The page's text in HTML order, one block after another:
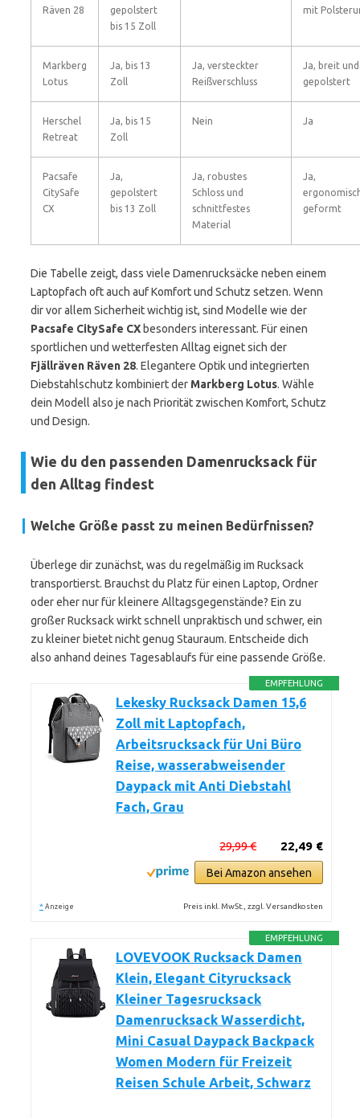
Räven 28
gepolstert
bis 15 Zoll
mit
Markberg
Lotus
Ja, bis 13
Zoll
Ja, versteckter
Reißverschluss
Ja, breit und
gepolstert
Herschel
Retreat
Ja, bis 15
Zoll
Nein Ja
Pacsafe
CitySafe
CX
Ja,
gepolstert
bis 13 Zoll
Ja, robustes
Schloss und
schnittfestes
Material
Ja,
geformt
Die Tabelle zeigt, dass viele Damenrucksäcke neben einem
Laptopfach oft auch auf Komfort und Schutz setzen. Wenn
dir vor allem Sicherheit wichtig ist, sind Modelle wie der
Pacsafe CitySafe CX besonders interessant. Für einen
sportlichen und wetterfesten Alltag eignet sich der
Fjällräven Räven 28. Elegantere Optik und integrierten
Diebstahlschutz kombiniert der Markberg Lotus. Wähle
dein Modell also je nach Priorität zwischen Komfort, Schutz
und Design.
Wie du den passenden Damenrucksack für
den Alltag findest
Welche Größe passt zu meinen Bedürfnissen?
Überlege dir zunächst, was du regelmäßig im Rucksack
transportierst. Brauchst du Platz für einen Laptop, Ordner
oder eher nur für kleinere Alltagsgegenstände? Ein zu
großer Rucksack wirkt schnell unpraktisch und schwer, ein
zu kleiner bietet nicht genug Stauraum. Entscheide dich
also anhand deines Tagesablaufs für eine passende Größe.
EMPFEHLUNG
Lekesky Rucksack Damen 15,6
Zoll mit Laptopfach,
Arbeitsrucksack für Uni Büro
Reise, wasserabweisender
Daypack mit Anti Diebstahl
Fach, Grau
22,49 €
29,99 €
Bei Amazon ansehen
* Anzeige Preis inkl. MwSt., zzgl. Versandkosten
EMPFEHLUNG
LOVEVOOK Rucksack Damen
Klein, Elegant Cityrucksack
Kleiner Tagesrucksack
Damenrucksack Wasserdicht,
Mini Casual Daypack Backpack
Women Modern für Freizeit
Reisen Schule Arbeit, Schwarz